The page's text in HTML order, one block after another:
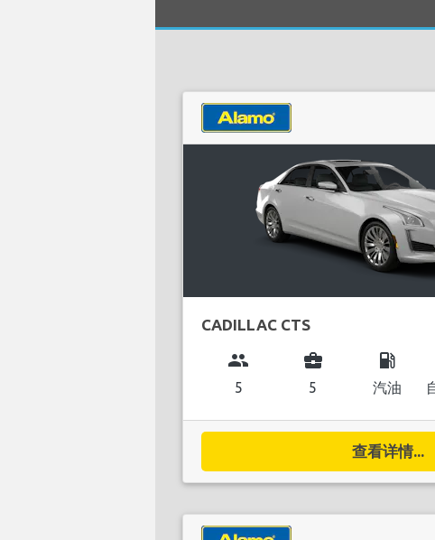
CADILLAC CTS
group
5
business_center
5
local_gas_station
汽油
查看详情...